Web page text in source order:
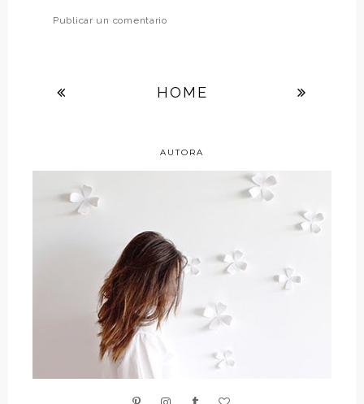
Publicar un comentario
HOME
AUTORA